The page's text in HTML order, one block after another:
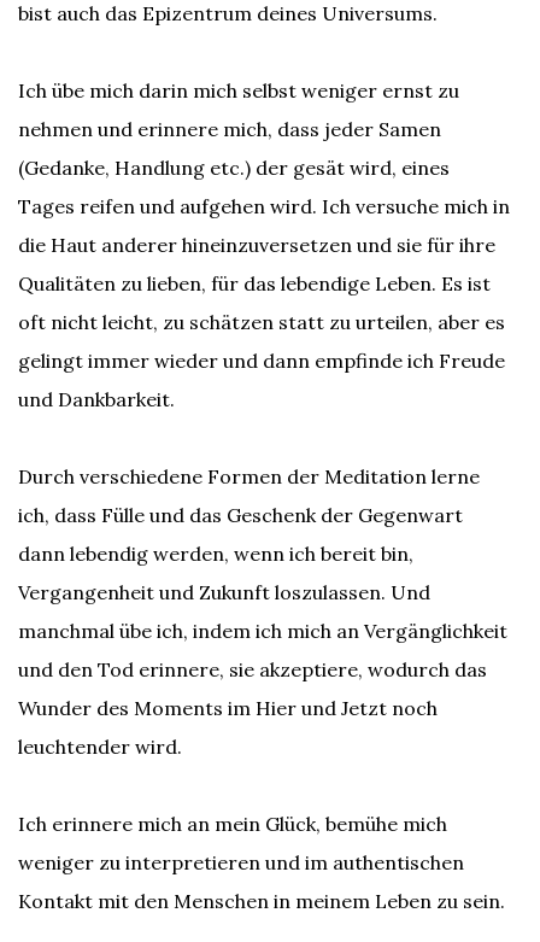
bist auch das Epizentrum deines Universums.
Ich übe mich darin mich selbst weniger ernst zu
nehmen und erinnere mich, dass jeder Samen
(Gedanke, Handlung etc.) der gesät wird, eines
Tages reifen und aufgehen wird. Ich versuche mich in
die Haut anderer hineinzuversetzen und sie für ihre
Qualitäten zu lieben, für das lebendige Leben. Es ist
oft nicht leicht, zu schätzen statt zu urteilen, aber es
gelingt immer wieder und dann empfinde ich Freude
und Dankbarkeit.
Durch verschiedene Formen der Meditation lerne
ich, dass Fülle und das Geschenk der Gegenwart
dann lebendig werden, wenn ich bereit bin,
Vergangenheit und Zukunft loszulassen. Und
manchmal übe ich, indem ich mich an Vergänglichkeit
und den Tod erinnere, sie akzeptiere, wodurch das
Wunder des Moments im Hier und Jetzt noch
leuchtender wird.
Ich erinnere mich an mein Glück, bemühe mich
weniger zu interpretieren und im authentischen
Kontakt mit den Menschen in meinem Leben zu sein.